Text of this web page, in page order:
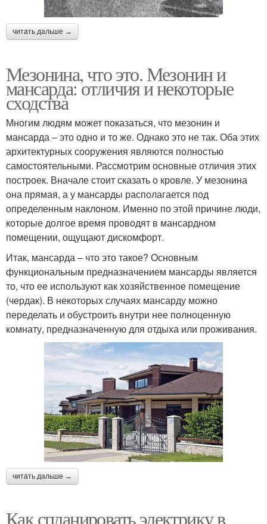
читать дальше →
Мезонина, что это. Мезонин и
мансарда: отличия и некоторые
сходства
Многим людям может показаться, что мезонин и
мансарда – это одно и то же. Однако это не так. Оба этих
архитектурных сооружения являются полностью
самостоятельными. Рассмотрим основные отличия этих
построек. Вначале стоит сказать о кровле. У мезонина
она прямая, а у мансарды располагается под
определенным наклоном. Именно по этой причине люди,
которые долгое время проводят в мансардном
помещении, ощущают дискомфорт.
Итак, мансарда – что это такое? Основным
функциональным предназначением мансарды является
то, что ее используют как хозяйственное помещение
(чердак). В некоторых случаях мансарду можно
переделать и обустроить внутри нее полноценную
комнату, предназначенную для отдыха или проживания.
читать дальше →
Как спланировать электрику в